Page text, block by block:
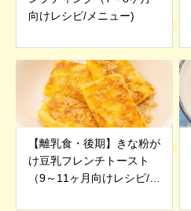
向けレシピ/メニュー)
【離乳食・後期】きな粉が
け豆乳フレンチトースト
（9～11ヶ月向けレシピ/メ